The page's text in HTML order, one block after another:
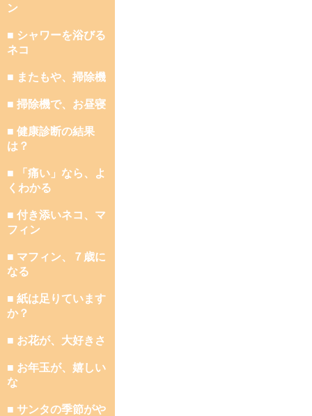
ン
■ シャワーを浴びる
ネコ
■ またもや、掃除機
■ 掃除機で、お昼寝
■ 健康診断の結果
は？
■ 「痛い」なら、よ
くわかる
■ 付き添いネコ、マ
フィン
■ マフィン、７歳に
なる
■ 紙は足りています
か？
■ お花が、大好きさ
■ お年玉が、嬉しい
な
■ サンタの季節がや